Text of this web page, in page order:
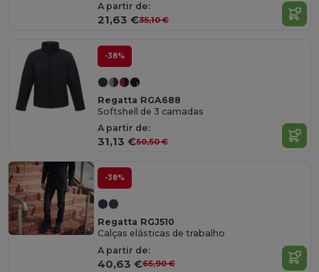
A partir de:
21,63 €35,10 €
-38%
Regatta RGA688
Softshell de 3 camadas
A partir de:
31,13 €50,50 €
-38%
Regatta RGJ510
Calças elásticas de trabalho
A partir de:
40,63 €65,90 €